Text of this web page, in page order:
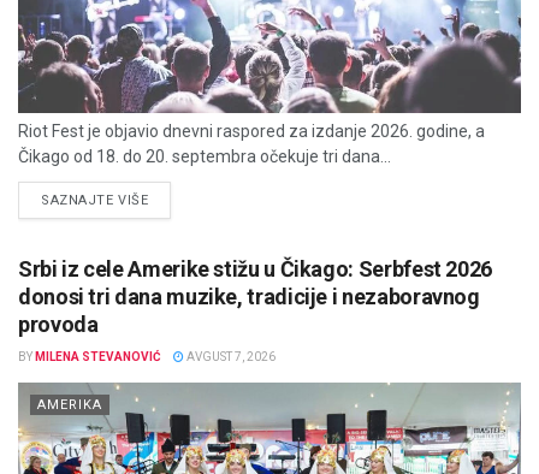
Riot Fest je objavio dnevni raspored za izdanje 2026. godine, a
Čikago od 18. do 20. septembra očekuje tri dana...
SAZNAJTE VIŠEDETAILS
Srbi iz cele Amerike stižu u Čikago: Serbfest 2026
donosi tri dana muzike, tradicije i nezaboravnog
provoda
BY MILENA STEVANOVIĆ AVGUST 7, 2026
AMERIKA